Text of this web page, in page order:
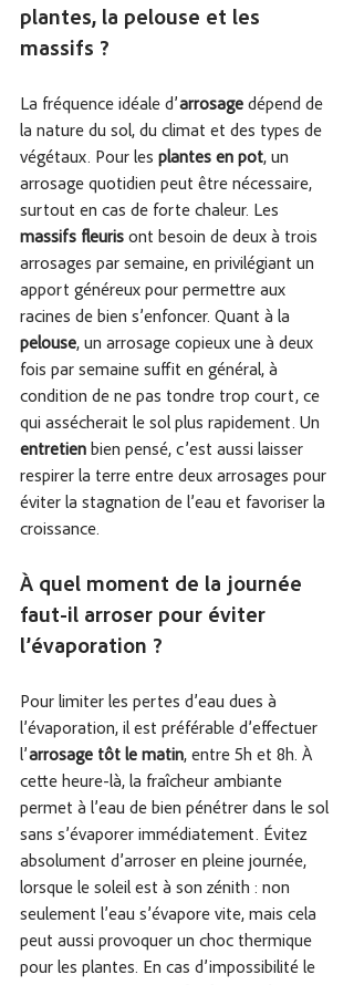
plantes, la pelouse et les
massifs ?
La fréquence idéale d’arrosage dépend de
la nature du sol, du climat et des types de
végétaux. Pour les plantes en pot, un
arrosage quotidien peut être nécessaire,
surtout en cas de forte chaleur. Les
massifs fleuris ont besoin de deux à trois
arrosages par semaine, en privilégiant un
apport généreux pour permettre aux
racines de bien s’enfoncer. Quant à la
pelouse, un arrosage copieux une à deux
fois par semaine suffit en général, à
condition de ne pas tondre trop court, ce
qui assécherait le sol plus rapidement. Un
entretien bien pensé, c’est aussi laisser
respirer la terre entre deux arrosages pour
éviter la stagnation de l’eau et favoriser la
croissance.
À quel moment de la journée
faut-il arroser pour éviter
l’évaporation ?
Pour limiter les pertes d’eau dues à
l’évaporation, il est préférable d’effectuer
l’arrosage tôt le matin, entre 5h et 8h. À
cette heure-là, la fraîcheur ambiante
permet à l’eau de bien pénétrer dans le sol
sans s’évaporer immédiatement. Évitez
absolument d’arroser en pleine journée,
lorsque le soleil est à son zénith : non
seulement l’eau s’évapore vite, mais cela
peut aussi provoquer un choc thermique
pour les plantes. En cas d’impossibilité le